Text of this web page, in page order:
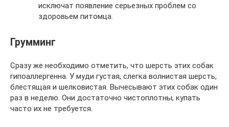
исключат появление серьезных проблем со
здоровьем питомца.
Грумминг
Сразу же необходимо отметить, что шерсть этих собак
гипоаллергенна. У муди густая, слегка волнистая шерсть,
блестящая и шелковистая. Вычесывают этих собак один
раз в неделю. Они достаточно чистоплотны, купать
часто их не требуется.